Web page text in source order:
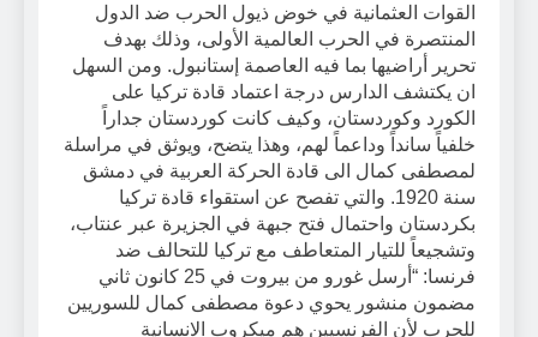
القوات العثمانية في خوض ذيول الحرب ضد الدول
المنتصرة في الحرب العالمية الأولى، وذلك بهدف
تحرير أراضيها بما فيه العاصمة إستانبول. ومن السهل
ان يكتشف الدارس درجة اعتماد قادة تركيا على
الكورد وكوردستان، وكيف كانت كوردستان جداراً
خلفياً سانداً وداعماً لهم، وهذا يتضح، ويوثق في مراسلة
لمصطفى كمال الى قادة الحركة العربية في دمشق
سنة 1920. والتي تفصح عن استقواء قادة تركيا
بكردستان واحتمال فتح جبهة في الجزيرة عبر عنتاب،
وتشجيعاً للتيار المتعاطف مع تركيا للتحالف ضد
فرنسا: “أرسل غورو من بيروت في 25 كانون ثاني
مضمون منشور يحوي دعوة مصطفى كمال للسوريين
للحرب لأن الفرنسيين هم ميكروب الانسانية